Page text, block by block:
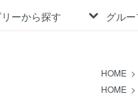
ーから探す グル
HOME >
HOME >